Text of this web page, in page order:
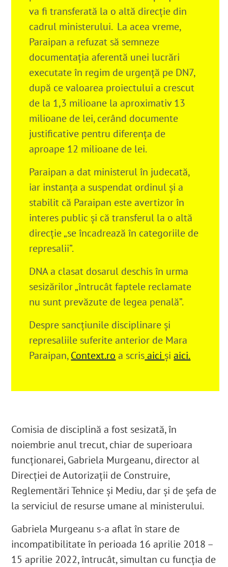
va fi transferată la o altă direcție din
cadrul ministerului. La acea vreme,
Paraipan a refuzat să semneze
documentația aferentă unei lucrări
executate în regim de urgență pe DN7,
după ce valoarea proiectului a crescut
de la 1,3 milioane la aproximativ 13
milioane de lei, cerând documente
justificative pentru diferența de
aproape 12 milioane de lei.
Paraipan a dat ministerul în judecată,
iar instanța a suspendat ordinul și a
stabilit că Paraipan este avertizor în
interes public și că transferul la o altă
direcție „se încadrează în categoriile de
represalii”.
DNA a clasat dosarul deschis în urma
sesizărilor „întrucât faptele reclamate
nu sunt prevăzute de legea penală”.
Despre sancțiunile disciplinare și
represaliile suferite anterior de Mara
Paraipan,Context.ro a scrisaici șiaici.
Comisia de disciplină a fost sesizată, în
noiembrie anul trecut, chiar de superioara
funcționarei,Gabriela Murgeanu, director al
Direcției de Autorizații de Construire,
Reglementări Tehnice și Mediu, dar și de șefa de
la serviciul de resurse umane al ministerului.
Gabriela Murgeanu s-a aflat în stare de
incompatibilitate în perioada 16 aprilie 2018 –
15 aprilie 2022, întrucât, simultan cu funcția de